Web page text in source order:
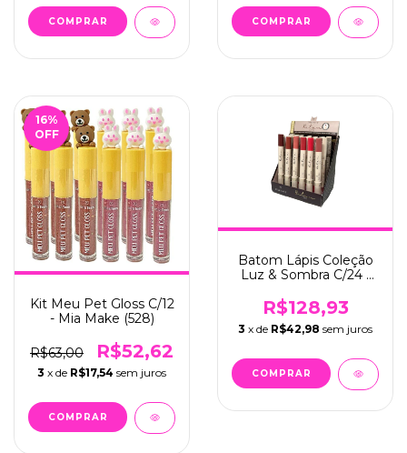
16%
OFF
Kit Meu Pet Gloss C/12
- Mia Make (528)
R$63,00 R$52,62
3 x de R$17,54 sem juros
Batom Lápis Coleção
Luz & Sombra C/24 -
R$128,93
3 x de R$42,98 sem juros